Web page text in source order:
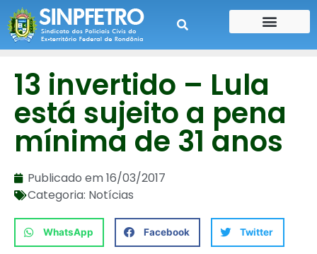
13 invertido – Lula
está sujeito a pena
mínima de 31 anos
Publicado em16/03/2017
Categoria: Notícias
WhatsApp Facebook Twitter